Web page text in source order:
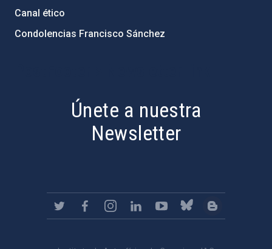
Canal ético
Condolencias Francisco Sánchez
Únete a nuestra
Newsletter